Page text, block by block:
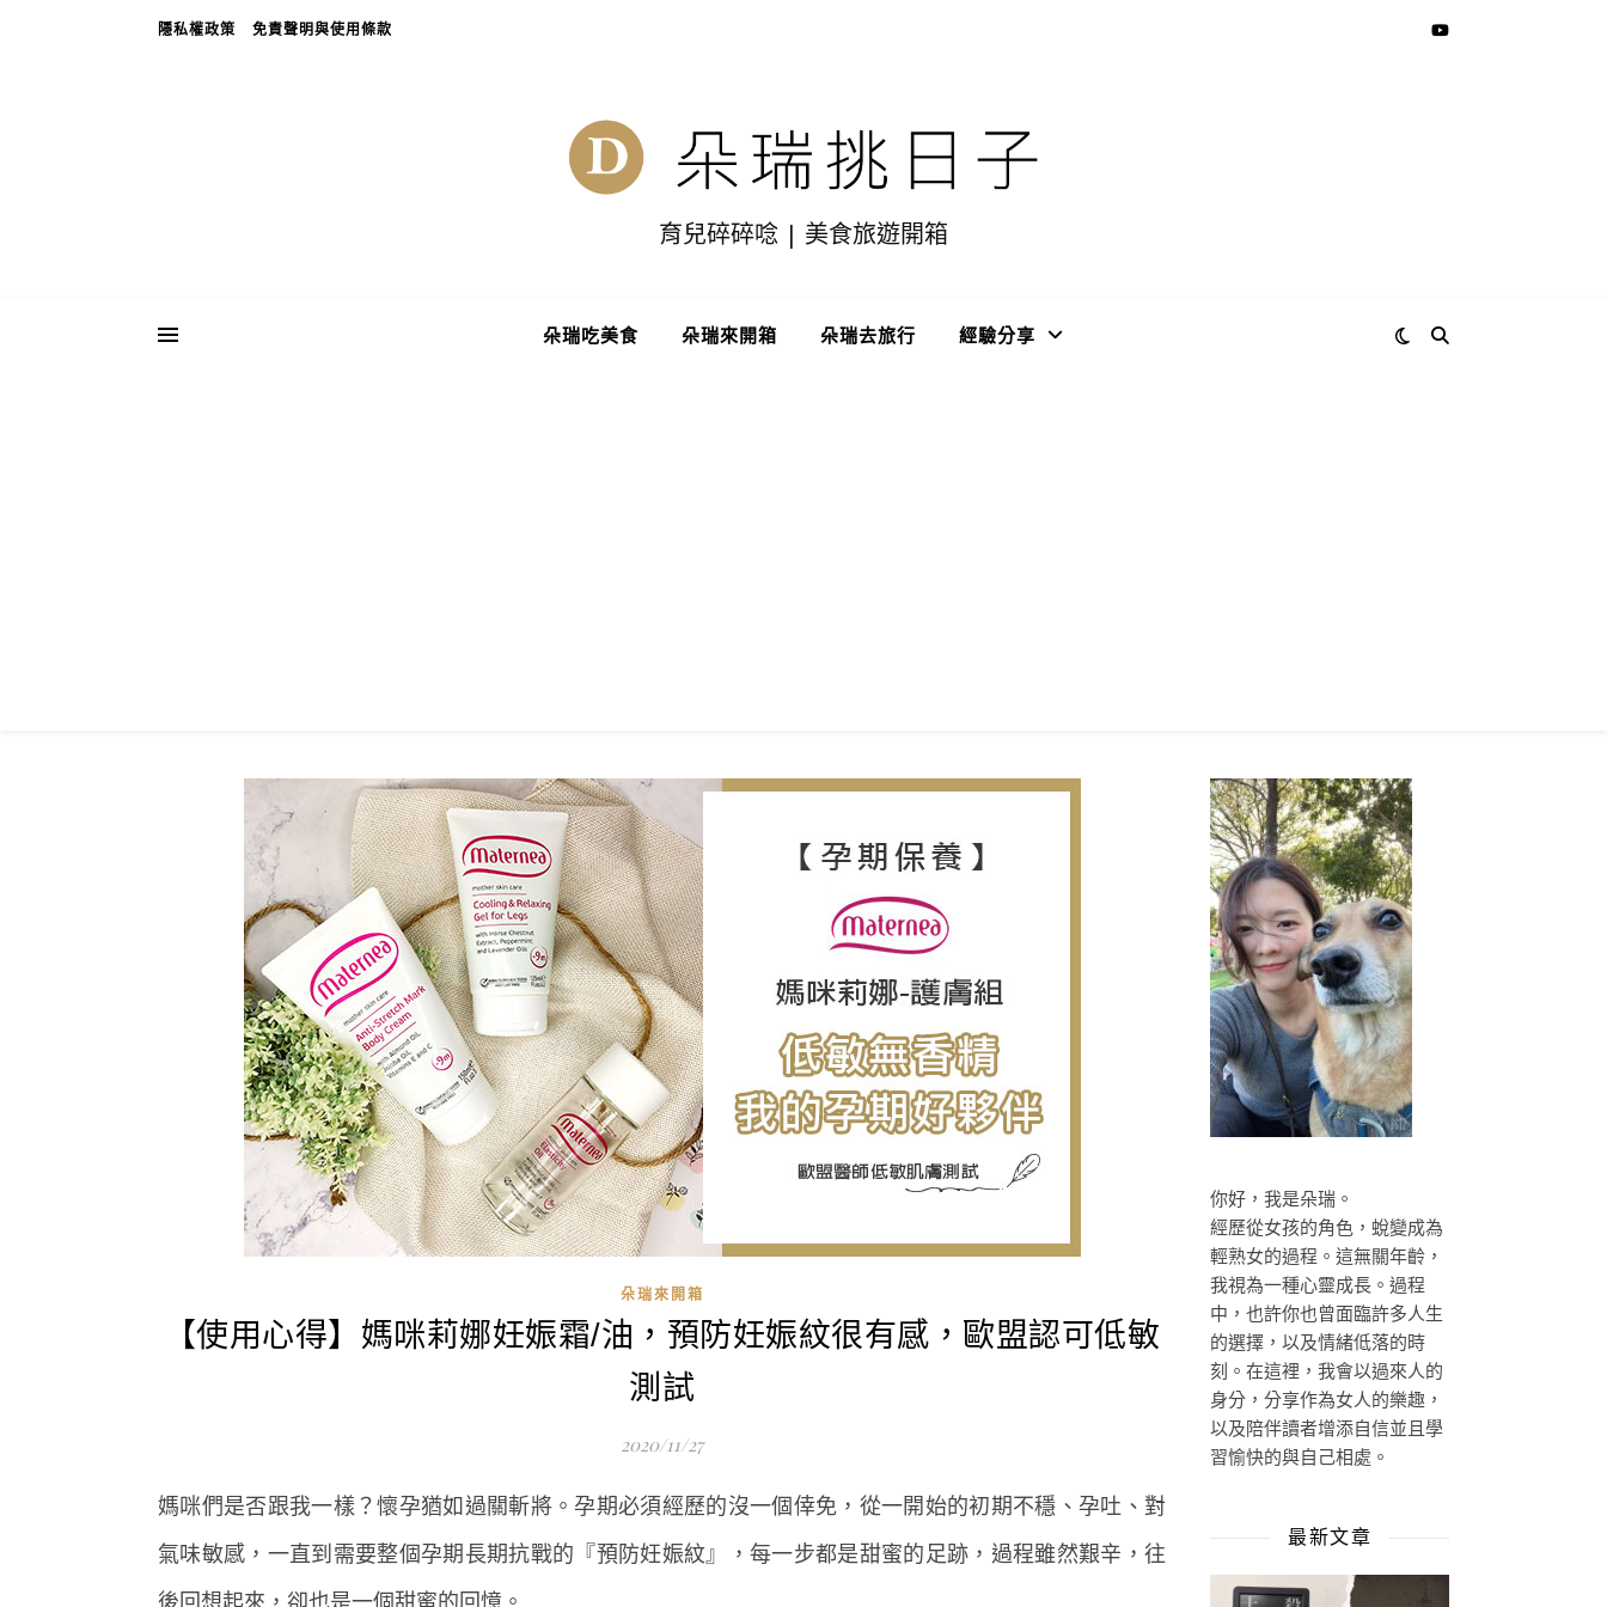
隱私權政策 免責聲明與使用條款
育兒碎碎唸 | 美食旅遊開箱
朵瑞吃美食 朵瑞來開箱 朵瑞去旅行 經驗分享
朵瑞來開箱
【使用心得】媽咪莉娜妊娠霜/油，預防妊娠紋很有感，歐盟認可低敏
測試
2020/11/27
媽咪們是否跟我一樣？懷孕猶如過關斬將。孕期必須經歷的沒一個倖免，從一開始的初期不穩、孕吐、對
氣味敏感，一直到需要整個孕期長期抗戰的『預防妊娠紋』，每一步都是甜蜜的足跡，過程雖然艱辛，往
後回想起來，卻也是一個甜蜜的回憶。 ...
你好，我是朵瑞。
經歷從女孩的角色，蛻變成為
輕熟女的過程。這無關年齡，
我視為一種心靈成長。過程
中，也許你也曾面臨許多人生
的選擇，以及情緒低落的時
刻。在這裡，我會以過來人的
身分，分享作為女人的樂趣，
以及陪伴讀者增添自信並且學
習愉快的與自己相處。
最新文章